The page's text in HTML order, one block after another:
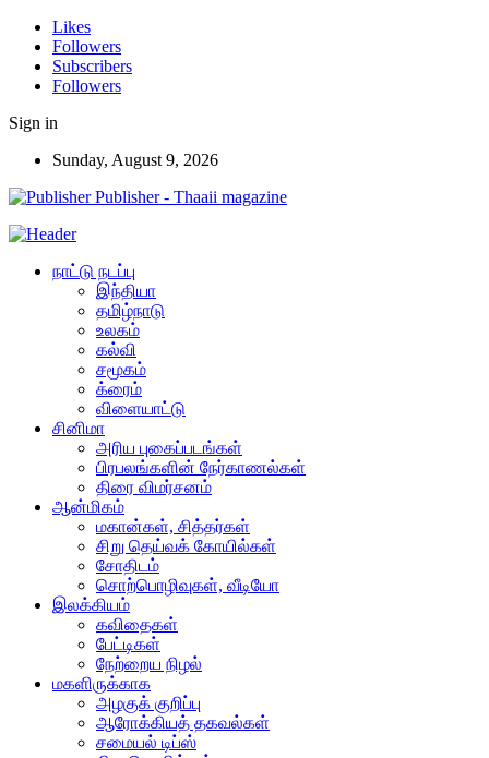
Likes
Followers
Subscribers
Followers
Sign in
Sunday, August 9, 2026
Publisher - Thaaii magazine
நாட்டு நடப்பு
இந்தியா
தமிழ்நாடு
உலகம்
கல்வி
சமூகம்
க்ரைம்
விளையாட்டு
சினிமா
அரிய புகைப்படங்கள்
பிரபலங்களின் நேர்காணல்கள்
திரை விமர்சனம்
ஆன்மிகம்
மகான்கள், சித்தர்கள்
சிறு தெய்வக் கோயில்கள்
சோதிடம்
சொற்பொழிவுகள், வீடியோ
இலக்கியம்
கவிதைகள்
பேட்டிகள்
நேற்றைய நிழல்
மகளிருக்காக
அழகுக் குறிப்பு
ஆரோக்கியத் தகவல்கள்
சமையல் டிப்ஸ்